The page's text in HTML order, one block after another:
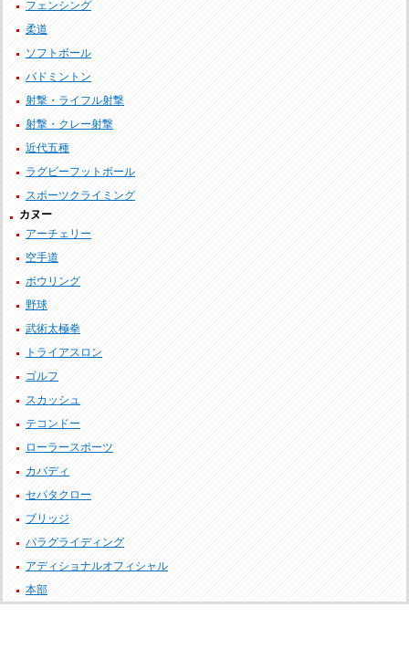
フェンシング
柔道
ソフトボール
バドミントン
射撃・ライフル射撃
射撃・クレー射撃
近代五種
ラグビーフットボール
スポーツクライミング
カヌー
アーチェリー
空手道
ボウリング
野球
武術太極拳
トライアスロン
ゴルフ
スカッシュ
テコンドー
ローラースポーツ
カバディ
セパタクロー
ブリッジ
パラグライディング
アディショナルオフィシャル
本部